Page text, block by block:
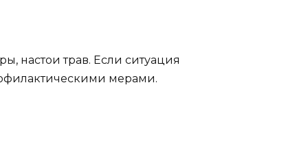
настои трав. Если ситуация
мерами.